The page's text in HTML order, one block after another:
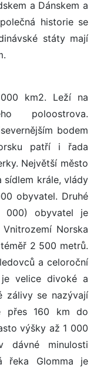
a Dánskem a
historie se
státy mají
km2. Leží na
poloostrova.
bodem
patří i řada
Největší město
sídlem krále, vlády
obyvatel. Druhé
000) obyvatel je
Norska
2 500 metrů.
a celoroční
velice divoké a
zálivy se nazývají
přes 160 km do
výšky až 1 000
dávné minulosti
řeka Glomma je